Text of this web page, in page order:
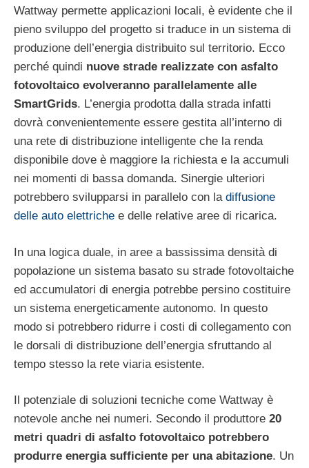
Wattway permette applicazioni locali, è evidente che il
pieno sviluppo del progetto si traduce in un sistema di
produzione dell’energia distribuito sul territorio. Ecco
perché quindi nuove strade realizzate con asfalto
fotovoltaico evolveranno parallelamente alle
SmartGrids. L’energia prodotta dalla strada infatti
dovrà convenientemente essere gestita all’interno di
una rete di distribuzione intelligente che la renda
disponibile dove è maggiore la richiesta e la accumuli
nei momenti di bassa domanda. Sinergie ulteriori
potrebbero svilupparsi in parallelo con la diffusione
delle auto elettriche e delle relative aree di ricarica.
In una logica duale, in aree a bassissima densità di
popolazione un sistema basato su strade fotovoltaiche
ed accumulatori di energia potrebbe persino costituire
un sistema energeticamente autonomo. In questo
modo si potrebbero ridurre i costi di collegamento con
le dorsali di distribuzione dell’energia sfruttando al
tempo stesso la rete viaria esistente.
Il potenziale di soluzioni tecniche come Wattway è
notevole anche nei numeri. Secondo il produttore 20
metri quadri di asfalto fotovoltaico potrebbero
produrre energia sufficiente per una abitazione. Un